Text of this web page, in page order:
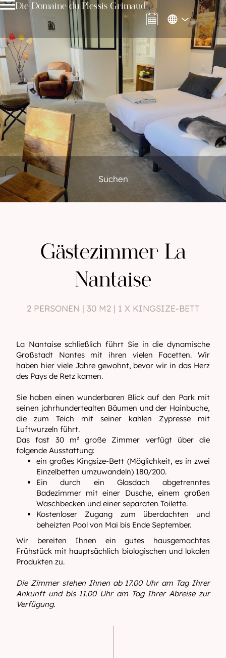
Die Domaine du Plessis Grimaud
Suchen
Gästezimmer La
Nantaise
2 PERSONEN | 30 M2 | 1 X KINGSIZE-BETT
La Nantaise schließlich führt Sie in die dynamische
Großstadt Nantes mit ihren vielen Facetten. Wir
haben hier viele Jahre gewohnt, bevor wir in das Herz
des Pays de Retz kamen.
Sie haben einen wunderbaren Blick auf den Park mit
seinen jahrhundertealten Bäumen und der Hainbuche,
die zum Teich mit seiner kahlen Zypresse mit
Luftwurzeln führt.
Das fast 30 m² große Zimmer verfügt über die
folgende Ausstattung:
ein großes Kingsize-Bett (Möglichkeit, es in zwei
Einzelbetten umzuwandeln) 180/200.
Ein durch ein Glasdach abgetrenntes
Badezimmer mit einer Dusche, einem großen
Waschbecken und einer separaten Toilette.
Kostenloser Zugang zum überdachten und
beheizten Pool von Mai bis Ende September.
Wir bereiten Ihnen ein gutes hausgemachtes
Frühstück mit hauptsächlich biologischen und lokalen
Produkten zu.
Die Zimmer stehen Ihnen ab 17.00 Uhr am Tag Ihrer
Ankunft und bis 11.00 Uhr am Tag Ihrer Abreise zur
Verfügung.